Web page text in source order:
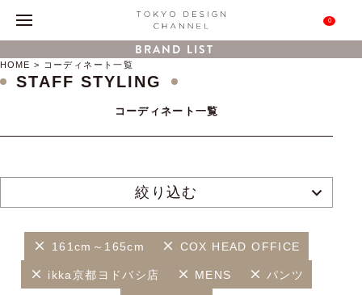
0
BRAND LIST
HOME コーディネート一覧
STAFF STYLING
コーディネート一覧
絞り込む
161cm～165cm COX HEAD OFFICE
ikka京都ヨドバシ店 MENS パンツ